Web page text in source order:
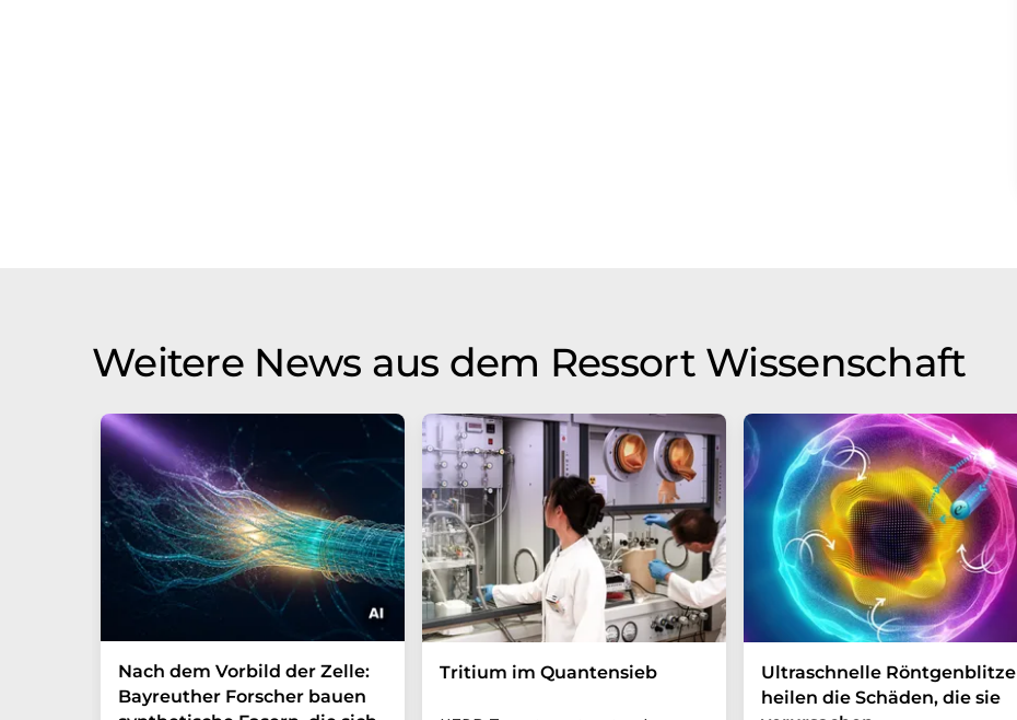
Weitere News aus dem Ressort Wissenschaft
Nach dem Vorbild der Zelle:
Bayreuther Forscher bauen
Tritium im Quantensieb
Ultraschnelle Röntgenblitze
heilen die Schäden, die sie